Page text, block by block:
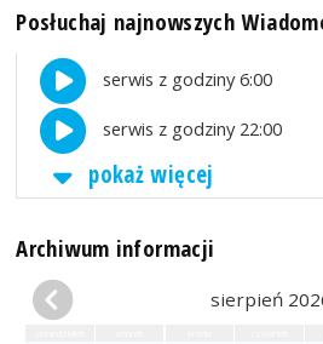
Posłuchaj najnowszych
serwis z godziny 6:00
serwis z godziny 22:00
pokaż więcej
Archiwum informacji
sierpień